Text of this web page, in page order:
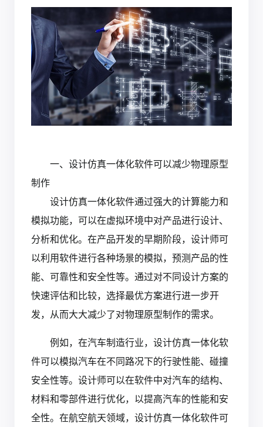
一、设计仿真一体化软件可以减少物理原型
制作
设计仿真一体化软件通过强大的计算能力和
模拟功能，可以在虚拟环境中对产品进行设计、
分析和优化。在产品开发的早期阶段，设计师可
以利用软件进行各种场景的模拟，预测产品的性
能、可靠性和安全性等。通过对不同设计方案的
快速评估和比较，选择最优方案进行进一步开
发，从而大大减少了对物理原型制作的需求。
例如，在汽车制造行业，设计仿真一体化软
件可以模拟汽车在不同路况下的行驶性能、碰撞
安全性等。设计师可以在软件中对汽车的结构、
材料和零部件进行优化，以提高汽车的性能和安
全性。在航空航天领域，设计仿真一体化软件可